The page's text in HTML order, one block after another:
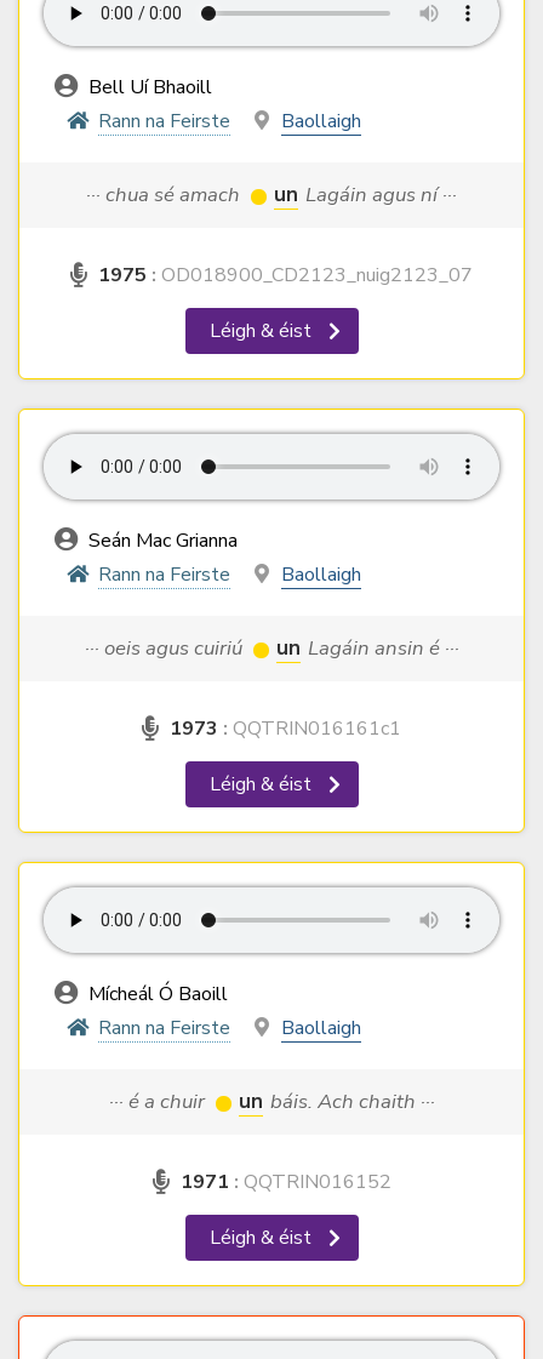
Bell Uí Bhaoill
Rann na Feirste
Baollaigh
··· chua sé amach un Lagáin agus ní ···
1975 : OD018900_CD2123_nuig2123_07
Léigh & éist
Seán Mac Grianna
Rann na Feirste
Baollaigh
··· oeis agus cuiriú un Lagáin ansin é ···
1973 : QQTRIN016161c1
Léigh & éist
Mícheál Ó Baoill
Rann na Feirste
Baollaigh
··· é a chuir un báis. Ach chaith ···
1971 : QQTRIN016152
Léigh & éist